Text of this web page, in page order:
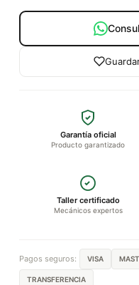
Garantía oficial
Producto garantizado
Taller certificado
Mecánicos expertos
Pagos seguros: VISA
TRANSFERENCIA